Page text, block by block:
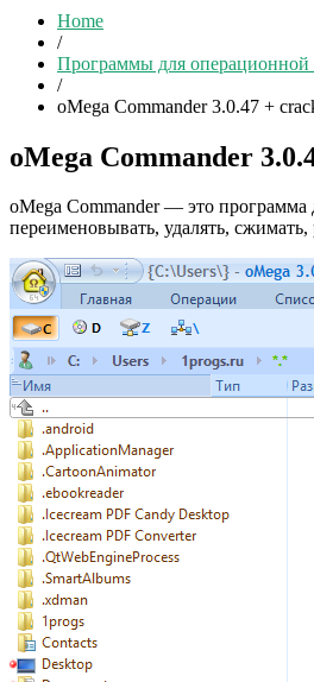
Home
/
Программы для операционной
/
oMega Commander 3.0.47 +
oMega Commander
oMega Commander — это
переименовывать, удалять,